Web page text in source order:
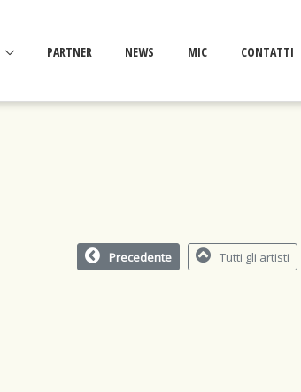
PARTNER NEWS MIC CONTATTI
Precedente Tutti gli artisti